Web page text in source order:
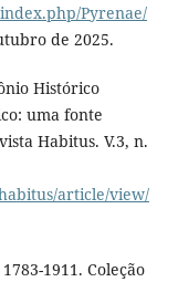
Pyrenae/
de 2025.
Histórico
uma fonte
Habitus. V.3, n.
article/view/
1911. Coleção